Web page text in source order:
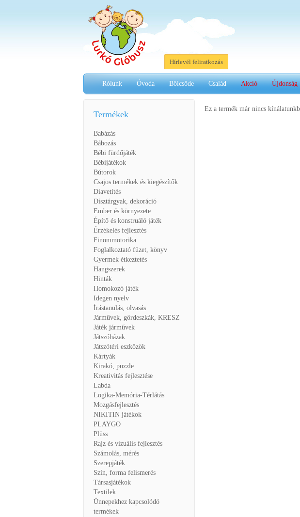
Hírlevél feliratkozás
Rólunk Óvoda Bölcsőde Család Akció Újdonság
Termékek
Babázás
Bábozás
Bébi fürdőjáték
Bébijátékok
Bútorok
Csajos termékek és kiegészítők
Diavetítés
Dísztárgyak, dekoráció
Ember és környezete
Építő és konstruáló játék
Érzékelés fejlesztés
Finommotorika
Foglalkoztató füzet, könyv
Gyermek étkeztetés
Hangszerek
Hinták
Homokozó játék
Idegen nyelv
Írástanulás, olvasás
Járművek, gördeszkák, KRESZ
Játék járművek
Játszóházak
Játszótéri eszközök
Kártyák
Kirakó, puzzle
Kreativitás fejlesztése
Labda
Logika-Memória-Térlátás
Mozgásfejlesztés
NIKITIN játékok
PLAYGO
Plüss
Rajz és vizuális fejlesztés
Számolás, mérés
Szerepjáték
Szín, forma felismerés
Társasjátékok
Textilek
Ünnepekhez kapcsolódó
termékek
Ez a termék már nincs